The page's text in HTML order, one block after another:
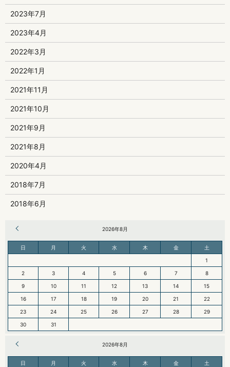
2023年7月
2023年4月
2022年3月
2022年1月
2021年11月
2021年10月
2021年9月
2021年8月
2020年4月
2018年7月
2018年6月
2026年8月
日 月 火 水 木 金 土
1
2 3 4 5 6 7 8
9 10 11 12 13 14 15
16 17 18 19 20 21 22
23 24 25 26 27 28 29
30 31
2026年8月
日 月 火 水 木 金 土